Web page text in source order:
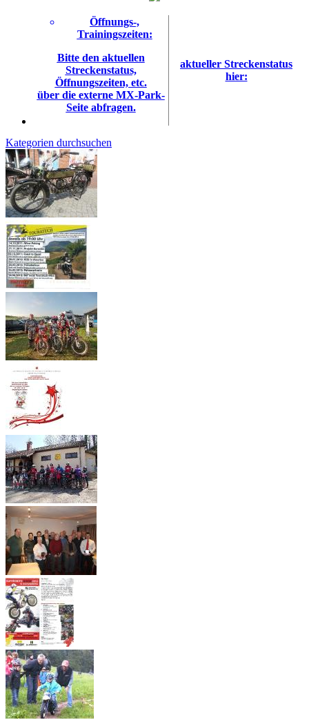
Öffnungs-,
Trainingszeiten:
Bitte den aktuellen
Streckenstatus,
Öffnungszeiten, etc.
über die externe MX-Park-
Seite abfragen.
aktueller Streckenstatus
hier:
Kategorien durchsuchen